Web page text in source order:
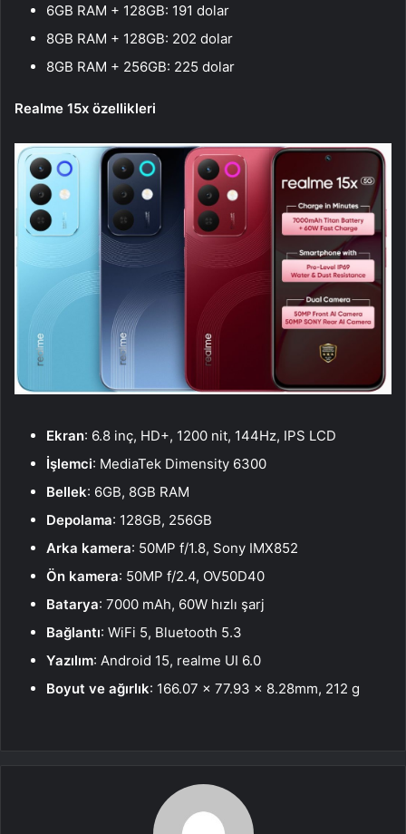
6GB RAM + 128GB: 191 dolar
8GB RAM + 128GB: 202 dolar
8GB RAM + 256GB: 225 dolar
Realme 15x özellikleri
Ekran: 6.8 inç, HD+, 1200 nit, 144Hz, IPS LCD
İşlemci: MediaTek Dimensity 6300
Bellek: 6GB, 8GB RAM
Depolama: 128GB, 256GB
Arka kamera: 50MP f/1.8, Sony IMX852
Ön kamera: 50MP f/2.4, OV50D40
Batarya: 7000 mAh, 60W hızlı şarj
Bağlantı: WiFi 5, Bluetooth 5.3
Yazılım: Android 15, realme UI 6.0
Boyut ve ağırlık: 166.07 x 77.93 x 8.28mm, 212 g